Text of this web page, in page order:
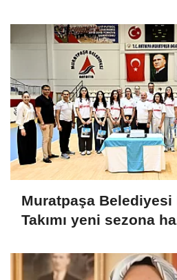
Muratpaşa Belediyesi
Takımı yeni sezona